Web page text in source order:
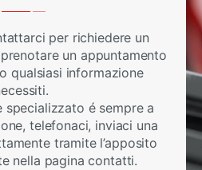
per richiedere un
un appuntamento
qualsiasi informazione
specializzato é sempre a
telefonaci, inviaci una
tramite l’apposito
nella pagina contatti.